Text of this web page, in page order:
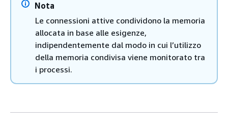
Nota
Le connessioni attive condividono la memoria
allocata in base alle esigenze,
indipendentemente dal modo in cui l’utilizzo
della memoria condivisa viene monitorato tra
i processi.